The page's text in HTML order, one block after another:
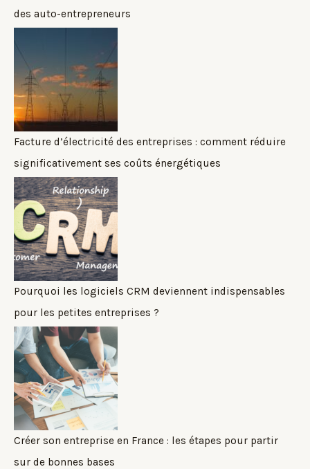
des auto-entrepreneurs
Facture d’électricité des entreprises : comment réduire
significativement ses coûts énergétiques
Pourquoi les logiciels CRM deviennent indispensables
pour les petites entreprises ?
Créer son entreprise en France : les étapes pour partir
sur de bonnes bases